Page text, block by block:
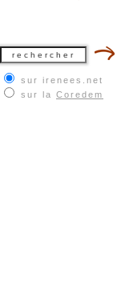
sur irenees.net
sur la Coredem